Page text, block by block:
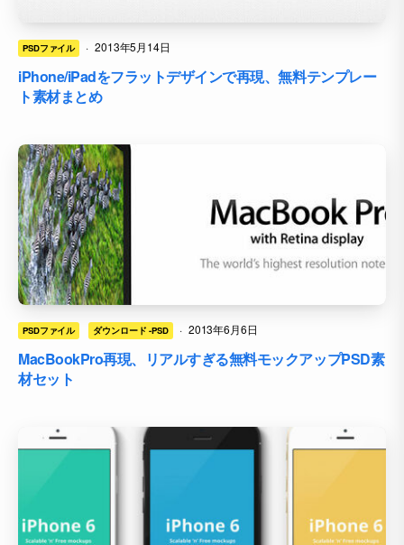
PSDファイル · 2013年5月14日
iPhone/iPadをフラットデザインで再現、無料テンプレー
ト素材まとめ
PSDファイル ダウンロード -PSD · 2013年6月6日
MacBookPro再現、リアルすぎる無料モックアップPSD素
材セット